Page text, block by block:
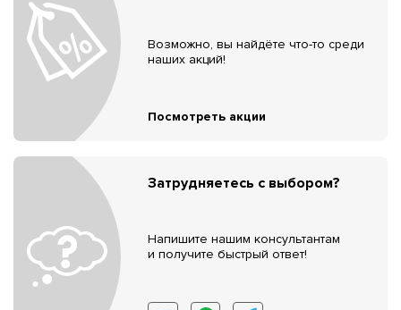
Возможно, вы найдёте что-то среди
наших акций!
Посмотреть акции
Затрудняетесь с выбором?
Напишите нашим консультантам
и получите быстрый ответ!